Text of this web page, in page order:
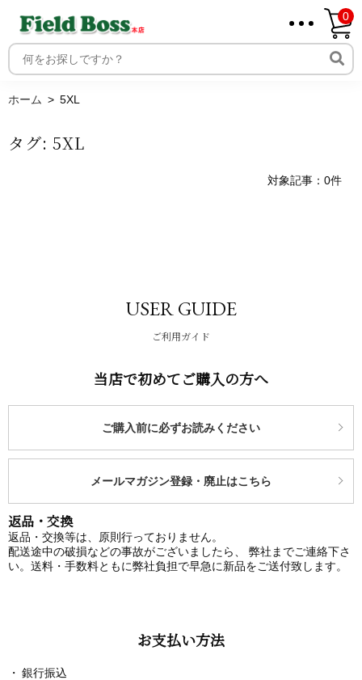
ホーム
0
ホーム 5XL
タグ: 5XL
対象記事：0件
USER GUIDE
ご利用ガイド
当店で初めてご購入の方へ
ご購入前に必ずお読みください
メールマガジン登録・廃止はこちら
返品・交換
返品・交換等は、原則行っておりません。
配送途中の破損などの事故がございましたら、 弊社までご連絡下さ
い。送料・手数料ともに弊社負担で早急に新品をご送付致します。
お支払い方法
銀行振込